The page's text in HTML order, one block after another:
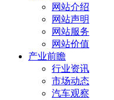
网站介绍
网站声明
网站服务
网站价值
产业前瞻
行业资讯
市场动态
汽车观察